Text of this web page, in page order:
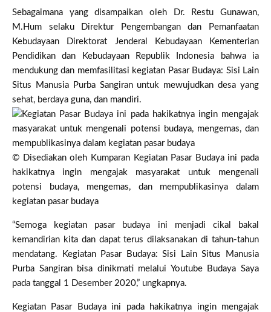
Sebagaimana yang disampaikan oleh Dr. Restu Gunawan,
M.Hum selaku Direktur Pengembangan dan Pemanfaatan
Kebudayaan Direktorat Jenderal Kebudayaan Kementerian
Pendidikan dan Kebudayaan Republik Indonesia bahwa ia
mendukung dan memfasilitasi kegiatan Pasar Budaya: Sisi Lain
Situs Manusia Purba Sangiran untuk mewujudkan desa yang
sehat, berdaya guna, dan mandiri.
© Disediakan oleh Kumparan Kegiatan Pasar Budaya ini pada
hakikatnya ingin mengajak masyarakat untuk mengenali
potensi budaya, mengemas, dan mempublikasinya dalam
kegiatan pasar budaya
“Semoga kegiatan pasar budaya ini menjadi cikal bakal
kemandirian kita dan dapat terus dilaksanakan di tahun-tahun
mendatang. Kegiatan Pasar Budaya: Sisi Lain Situs Manusia
Purba Sangiran bisa dinikmati melalui Youtube Budaya Saya
pada tanggal 1 Desember 2020,” ungkapnya.
Kegiatan Pasar Budaya ini pada hakikatnya ingin mengajak